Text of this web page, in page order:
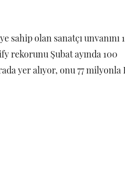
sahip olan sanatçı unvanını
rekorunu Şubat ayında 100
yer alıyor, onu 77 milyonla